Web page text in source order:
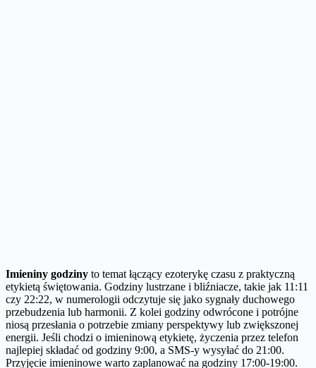
Imieniny godziny to temat łączący ezoterykę czasu z praktyczną
etykietą świętowania. Godziny lustrzane i bliźniacze, takie jak 11:11
czy 22:22, w numerologii odczytuje się jako sygnały duchowego
przebudzenia lub harmonii. Z kolei godziny odwrócone i potrójne
niosą przesłania o potrzebie zmiany perspektywy lub zwiększonej
energii. Jeśli chodzi o imieninową etykietę, życzenia przez telefon
najlepiej składać od godziny 9:00, a SMS-y wysyłać do 21:00.
Przyjęcie imieninowe warto zaplanować na godziny 17:00-19:00.